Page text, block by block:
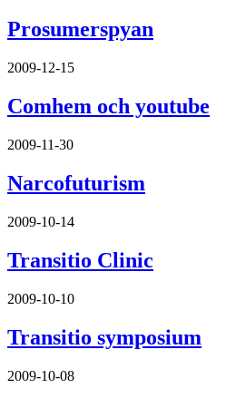
Prosumerspyan
2009-12-15
Comhem och youtube
2009-11-30
Narcofuturism
2009-10-14
Transitio Clinic
2009-10-10
Transitio symposium
2009-10-08